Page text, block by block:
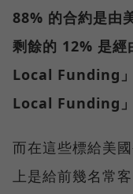
88% 的合約是由
剩餘的 12% 是
Local Funding
Local Funding」
而在這些標給美
上是給前幾名常